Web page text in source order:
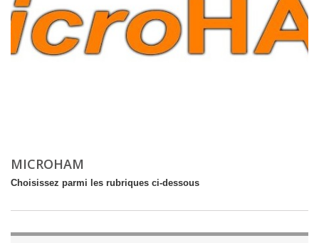
MICROHAM
Choisissez parmi les rubriques ci-dessous